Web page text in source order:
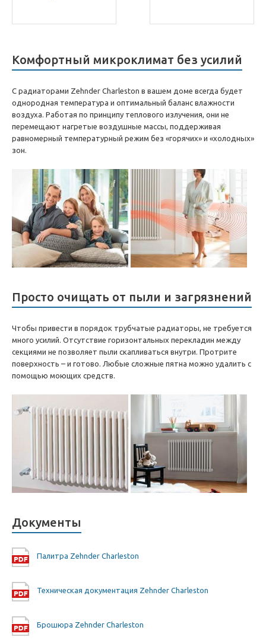
Комфортный микроклимат без усилий
С радиаторами Zehnder Charleston в вашем доме всегда будет
однородная температура и оптимальный баланс влажности
воздуха. Работая по принципу теплового излучения, они не
перемещают нагретые воздушные массы, поддерживая
равномерный температурный режим без «горячих» и «холодных»
зон.
Просто очищать от пыли и загрязнений
Чтобы привести в порядок трубчатые радиаторы, не требуется
много усилий. Отсутствие горизонтальных перекладин между
секциями не позволяет пыли скапливаться внутри. Протрите
поверхность – и готово. Любые сложные пятна можно удалить с
помощью моющих средств.
Документы
Палитра Zehnder Charleston
Техническая документация Zehnder Charleston
Брошюра Zehnder Charleston